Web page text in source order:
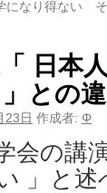
になり得ない
日本
との
23日 作成者: Φ
会の講
」と述